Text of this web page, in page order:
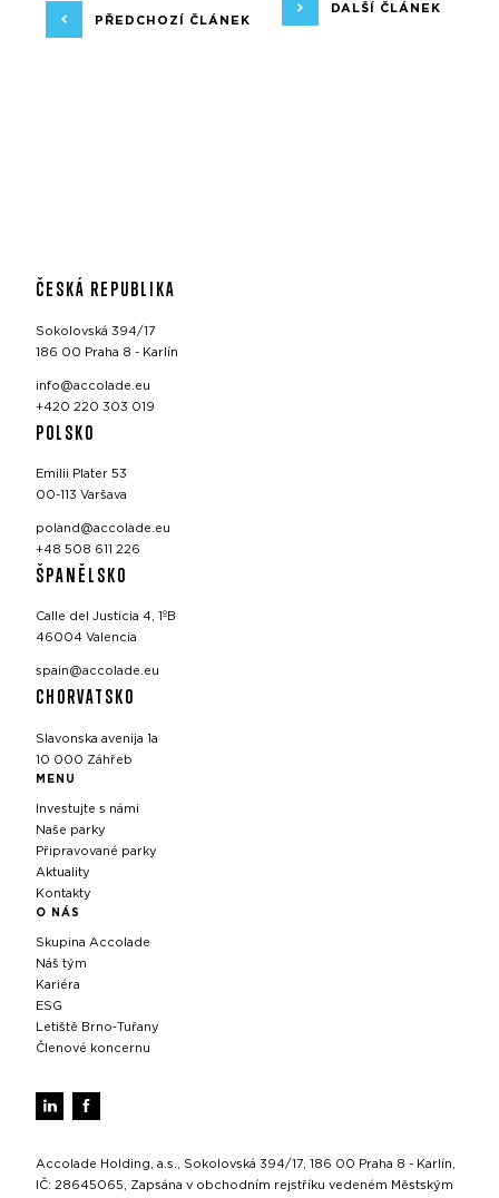
PŘEDCHOZÍ ČLÁNEK
DALŠÍ ČLÁNEK
ČESKÁ REPUBLIKA
Sokolovská 394/17
186 00 Praha 8 - Karlín
info@accolade.eu
+420 220 303 019
POLSKO
Emilii Plater 53
00-113 Varšava
poland@accolade.eu
+48 508 611 226
ŠPANĚLSKO
Calle del Justicia 4, 1ºB
46004 Valencia
spain@accolade.eu
CHORVATSKO
Slavonska avenija 1a
10 000 Záhřeb
MENU
Investujte s námi
Naše parky
Připravované parky
Aktuality
Kontakty
O NÁS
Skupina Accolade
Náš tým
Kariéra
ESG
Letiště Brno‑Tuřany
Členové koncernu
Accolade Holding, a.s., Sokolovská 394/17, 186 00 Praha 8 - Karlín,
IČ: 28645065, Zapsána v obchodním rejstříku vedeném Městským